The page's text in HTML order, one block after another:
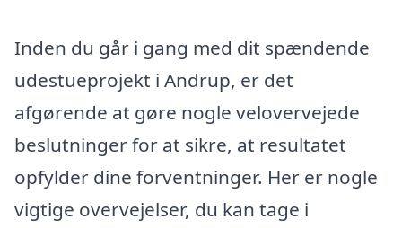
Inden du går i gang med dit spændende
udestueprojekt i Andrup, er det
afgørende at gøre nogle velovervejede
beslutninger for at sikre, at resultatet
opfylder dine forventninger. Her er nogle
vigtige overvejelser, du kan tage i